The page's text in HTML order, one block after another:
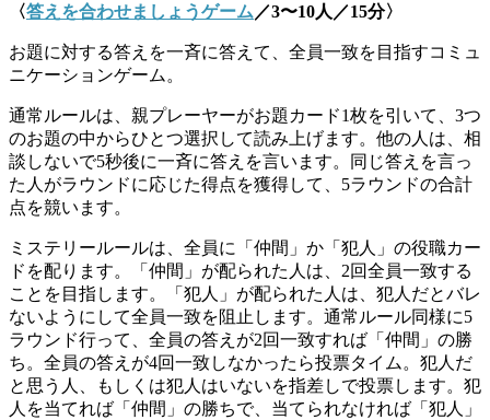
〈答えを合わせましょうゲーム ／3〜10人／15分〉
お題に対する答えを一斉に答えて、全員一致を目指すコミュ
ニケーションゲーム。
通常ルールは、親プレーヤーがお題カード1枚を引いて、3つ
のお題の中からひとつ選択して読み上げます。他の人は、相
談しないで5秒後に一斉に答えを言います。同じ答えを言っ
た人がラウンドに応じた得点を獲得して、5ラウンドの合計
点を競います。
ミステリールールは、全員に「仲間」か「犯人」の役職カー
ドを配ります。「仲間」が配られた人は、2回全員一致する
ことを目指します。「犯人」が配られた人は、犯人だとバレ
ないようにして全員一致を阻止します。通常ルール同様に5
ラウンド行って、全員の答えが2回一致すれば「仲間」の勝
ち。全員の答えが4回一致しなかったら投票タイム。犯人だ
と思う人、もしくは犯人はいないを指差しで投票します。犯
人を当てれば「仲間」の勝ちで、当てられなければ「犯人」